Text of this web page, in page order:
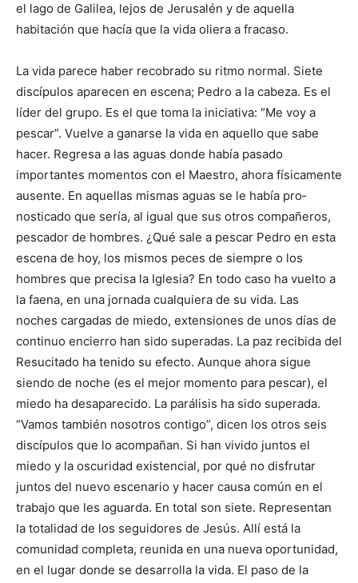
el lago de Galilea, lejos de Jeru­salén y de aquella
habitación que hacía que la vida oliera a fracaso.
La vida parece haber recobrado su ritmo normal. Siete
discípulos aparecen en escena; Pedro a la cabeza. Es el
líder del grupo. Es el que toma la iniciativa: “Me voy a
pescar”. Vuelve a ganarse la vida en aquello que sabe
hacer. Re­gresa a las aguas donde había pasado
importantes momentos con el Maestro, ahora físicamente
ausente. En aquellas mismas aguas se le había pro­
nosticado que sería, al igual que sus otros compañeros,
pes­cador de hombres. ¿Qué sale a pescar Pedro en esta
escena de hoy, los mismos peces de siempre o los
hombres que precisa la Iglesia? En todo caso ha vuelto a
la faena, en una jornada cualquiera de su vida. Las
noches cargadas de miedo, extensiones de unos días de
continuo encierro han sido superadas. La paz recibida del
Resucitado ha tenido su efecto. Aunque ahora sigue
siendo de noche (es el mejor momento para pescar), el
mie­do ha desaparecido. La parálisis ha sido superada.
“Vamos también nosotros contigo”, dicen los otros seis
discípulos que lo acompañan. Si han vivido juntos el
miedo y la oscuridad existencial, por qué no disfrutar
juntos del nuevo escenario y hacer causa común en el
trabajo que les aguarda. En total son siete. Representan
la totalidad de los seguidores de Jesús. Allí está la
comunidad completa, reunida en una nue­va oportunidad,
en el lugar donde se desarrolla la vida. El paso de la